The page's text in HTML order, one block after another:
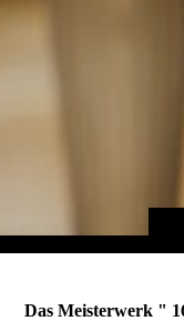
Das Meisterwerk "